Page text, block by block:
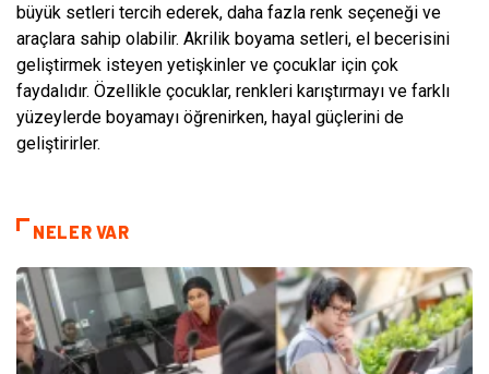
büyük setleri tercih ederek, daha fazla renk seçeneği ve
araçlara sahip olabilir. Akrilik boyama setleri, el becerisini
geliştirmek isteyen yetişkinler ve çocuklar için çok
faydalıdır. Özellikle çocuklar, renkleri karıştırmayı ve farklı
yüzeylerde boyamayı öğrenirken, hayal güçlerini de
geliştirirler.
NELER VAR